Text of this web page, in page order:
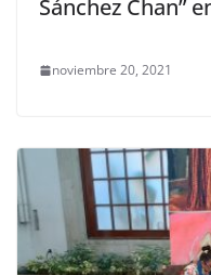
Sánchez Chan”
noviembre 20, 2021